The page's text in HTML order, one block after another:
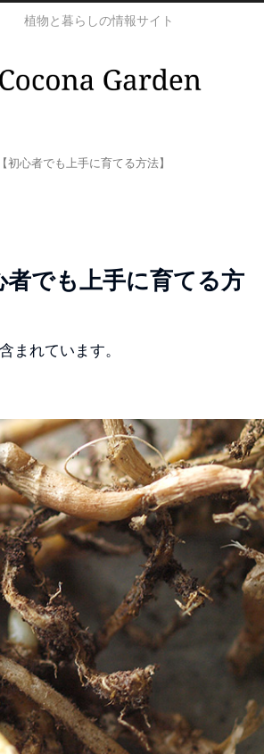
植物と暮らしの情報サイト
初心者でも上手に育てる方法】
でも上手に育てる方
まれています。